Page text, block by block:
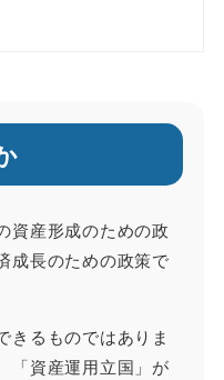
資産形成のための政
成長のための政策で
きるものではありま
「資産運用立国」が